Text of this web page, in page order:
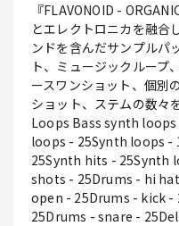
『FLAVONOID -
とエレクトロニカを融合
ンドを含んだサンプルパ
ト、ミュージックループ
ースワンショット、個別
ショット、ステムの数々
Loops Bass synth
loops - 25Synth loops -
25Synth hits - 25Synth
shots - 25Drums - hi
open - 25Drums - kick
25Drums - snare -